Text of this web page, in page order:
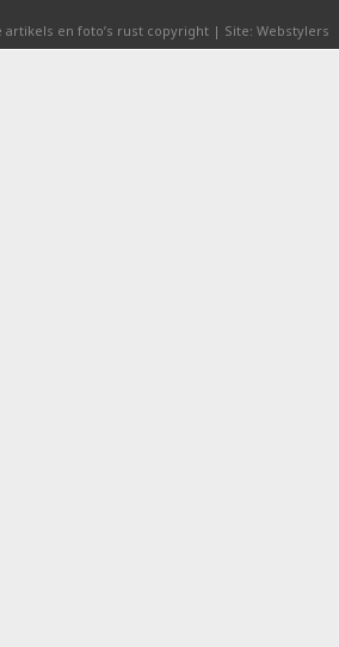
artikels en foto’s rust copyright | Site: Webstylers